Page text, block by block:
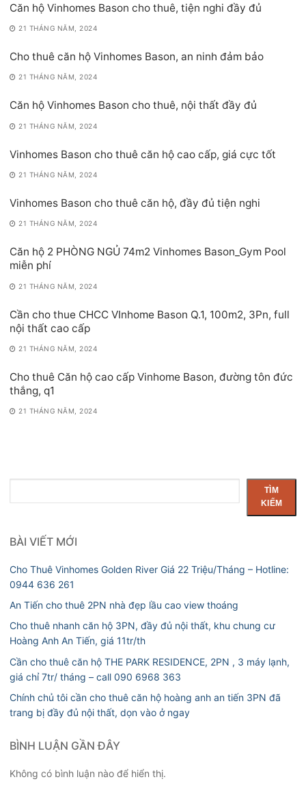
Căn hộ Vinhomes Bason cho thuê, tiện nghi đầy đủ
21 THÁNG NĂM, 2024
Cho thuê căn hộ Vinhomes Bason, an ninh đảm bảo
21 THÁNG NĂM, 2024
Căn hộ Vinhomes Bason cho thuê, nội thất đầy đủ
21 THÁNG NĂM, 2024
Vinhomes Bason cho thuê căn hộ cao cấp, giá cực tốt
21 THÁNG NĂM, 2024
Vinhomes Bason cho thuê căn hộ, đầy đủ tiện nghi
21 THÁNG NĂM, 2024
Căn hộ 2 PHÒNG NGỦ 74m2 Vinhomes Bason_Gym Pool
miễn phí
21 THÁNG NĂM, 2024
Cần cho thue CHCC VInhome Bason Q.1, 100m2, 3Pn, full
nội thất cao cấp
21 THÁNG NĂM, 2024
Cho thuê Căn hộ cao cấp Vinhome Bason, đường tôn đức
thắng, q1
21 THÁNG NĂM, 2024
kiếm
TÌM
KIẾM
BÀI VIẾT MỚI
Cho Thuê Vinhomes Golden River Giá 22 Triệu/Tháng – Hotline:
0944 636 261
An Tiến cho thuê 2PN nhà đẹp lầu cao view thoáng
Cho thuê nhanh căn hộ 3PN, đầy đủ nội thất, khu chung cư
Hoàng Anh An Tiến, giá 11tr/th
Cần cho thuê căn hộ THE PARK RESIDENCE, 2PN , 3 máy lạnh,
giá chỉ 7tr/ tháng – call 090 6968 363
Chính chủ tôi cần cho thuê căn hộ hoàng anh an tiến 3PN đã
trang bị đầy đủ nội thất, dọn vào ở ngay
BÌNH LUẬN GẦN ĐÂY
Không có bình luận nào để hiển thị.